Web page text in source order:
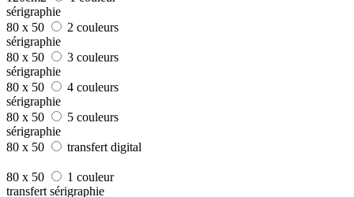
sérigraphie
80 x 50
2 couleurs
sérigraphie
80 x 50
3 couleurs
sérigraphie
80 x 50
4 couleurs
sérigraphie
80 x 50
5 couleurs
sérigraphie
80 x 50
transfert digital
80 x 50
1 couleur
transfert sérigraphie